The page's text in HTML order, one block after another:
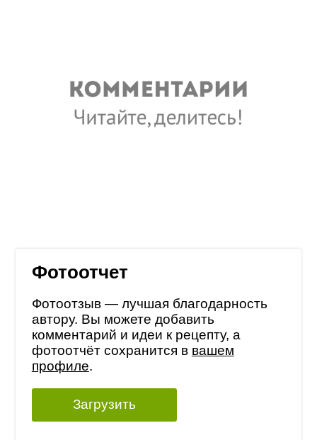
Фотоотчет
Фотоотзыв — лучшая благодарность
автору. Вы можете добавить
комментарий и идеи к рецепту, а
фотоотчёт сохранится в вашем
профиле.
Загрузить